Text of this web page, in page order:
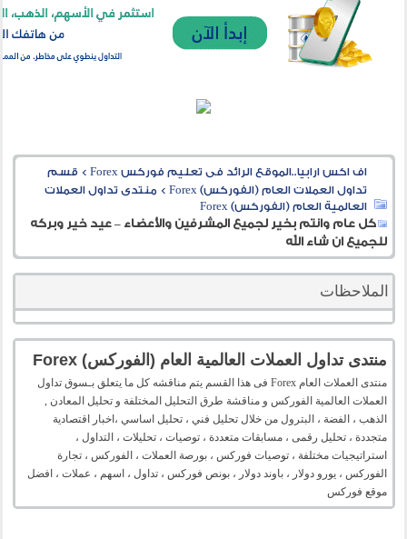
اف اكس ارابيا..الموقع الرائد فى تعليم فوركس Forex > قسم
تداول العملات العام (الفوركس) Forex
> منتدى تداول العملات
العالمية العام (الفوركس) Forex
كل عام وانتم بخير لجميع المشرفين والأعضاء – عيد خير وبركه
للجميع ان شاء الله
الملاحظات
منتدى تداول العملات العالمية العام (الفوركس) Forex
منتدى العملات العام Forex فى هذا القسم يتم مناقشه كل ما يتعلق بـسوق تداول
العملات العالمية الفوركس و مناقشة طرق التحليل المختلفة و تحليل المعادن ,
الذهب ، الفضة ، البترول من خلال تحليل فني ، تحليل اساسي ،اخبار اقتصادية
متجددة ، تحليل رقمى ، مسابقات متعددة ، توصيات ، تحليلات ، التداول ،
استراتيجيات مختلفة ، توصيات فوركس ، بورصة العملات ، الفوركس ، تجارة
الفوركس ، يورو دولار ، باوند دولار ، بونص فوركس ، تداول ، اسهم ، عملات ، افضل
موقع فوركس